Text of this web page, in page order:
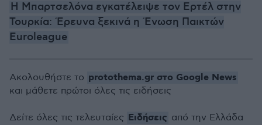
Η Μπαρτσελόνα εγκατέλειψε τον Ερτέλ στην
Τουρκία: Έρευνα ξεκινά η Ένωση Παικτών
Euroleague
Ακολουθήστε το protothema.gr στο Google News
και μάθετε πρώτοι όλες τις ειδήσεις
Δείτε όλες τις τελευταίες Ειδήσεις από την Ελλάδα